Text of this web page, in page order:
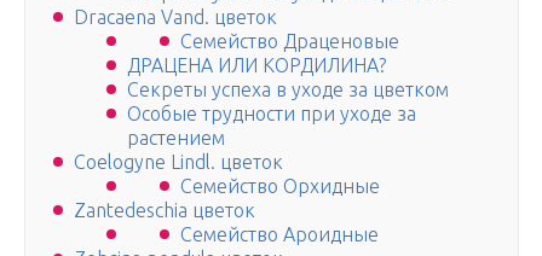
Dracaena Vand. цветок
Семейство Драценовые
ДРАЦЕНА ИЛИ КОРДИЛИНА?
Секреты успеха в уходе за цветком
Особые трудности при уходе за
растением
Coelogyne Lindl. цветок
Семейство Орхидные
Zantedeschia цветок
Семейство Ароидные